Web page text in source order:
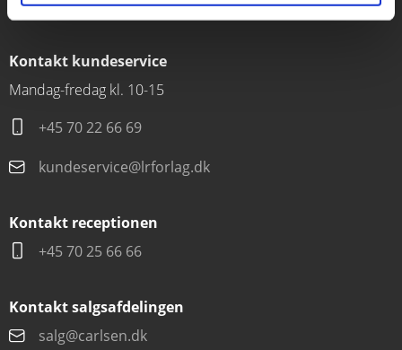
CVR 76351910
Kontakt kundeservice
Mandag-fredag kl. 10-15
+45 70 22 66 69
kundeservice@lrforlag.dk
Kontakt receptionen
+45 70 25 66 66
Kontakt salgsafdelingen
salg@carlsen.dk